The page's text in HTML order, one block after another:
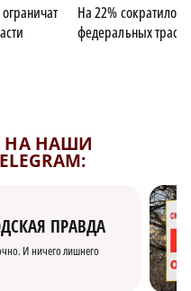
На 22%
федеральных
НА НАШИ
ПРАВДА
И ничего лишнего